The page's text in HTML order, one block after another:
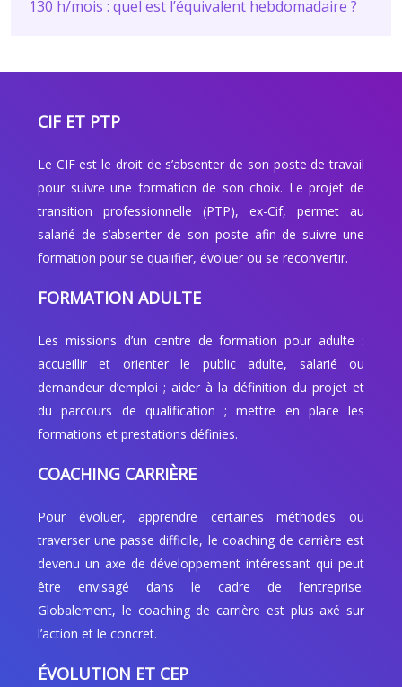
130 h/mois : quel est l’équivalent hebdomadaire ?
CIF ET PTP
Le CIF est le droit de s’absenter de son poste de travail
pour suivre une formation de son choix. Le projet de
transition professionnelle (PTP), ex-Cif, permet au
salarié de s’absenter de son poste afin de suivre une
formation pour se qualifier, évoluer ou se reconvertir.
FORMATION ADULTE
Les missions d’un centre de formation pour adulte :
accueillir et orienter le public adulte, salarié ou
demandeur d’emploi ; aider à la définition du projet et
du parcours de qualification ; mettre en place les
formations et prestations définies.
COACHING CARRIÈRE
Pour évoluer, apprendre certaines méthodes ou
traverser une passe difficile, le coaching de carrière est
devenu un axe de développement intéressant qui peut
être envisagé dans le cadre de l’entreprise.
Globalement, le coaching de carrière est plus axé sur
l’action et le concret.
ÉVOLUTION ET CEP